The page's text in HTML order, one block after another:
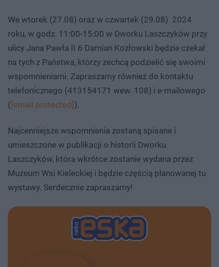
We wtorek (27.08) oraz w czwartek (29.08) 2024
roku, w godz. 11:00-15:00 w Dworku Laszczyków przy
ulicy Jana Pawła II 6 Damian Kozłowski będzie czekał
na tych z Państwa, którzy zechcą podzielić się swoimi
wspomnieniami. Zapraszamy również do kontaktu
telefonicznego (413154171 wew. 108) i e-mailowego
( [email protected]).
Najcenniejsze wspomnienia zostaną spisane i
umieszczone w publikacji o historii Dworku
Laszczyków, która wkrótce zostanie wydana przez
Muzeum Wsi Kieleckiej i będzie częścią planowanej tu
wystawy. Serdecznie zapraszamy!